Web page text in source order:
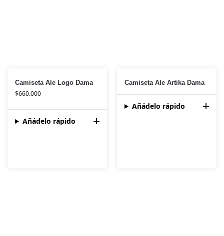
Camiseta Ale Logo Dama
$660.000
Añádelo rápido
Camiseta Ale Artika Dama
Añádelo rápido